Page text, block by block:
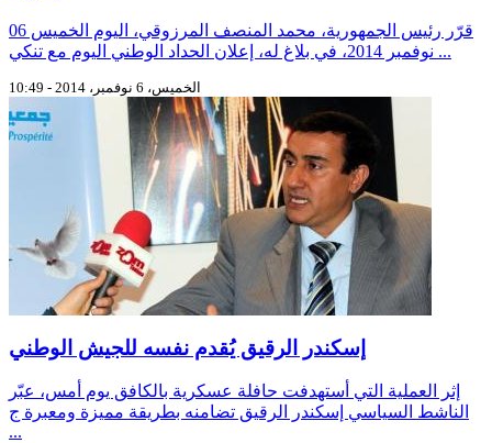
قرّر رئيس الجمهورية، محمد المنصف المرزوقي، اليوم الخميس 06
نوفمبر 2014، في بلاغ له، إعلان الحداد الوطني اليوم مع تنكي ...
الخميس، 6 نوفمبر، 2014 - 10:49
إسكندر الرقيق يُقدم نفسه للجيش الوطني
إثر العملية التي أستهدفت حافلة عسكرية بالكافق يوم أمس، عبّر
الناشط السياسي إسكندر الرقيق تضامنه بطريقة مميزة ومعبرة ج
...